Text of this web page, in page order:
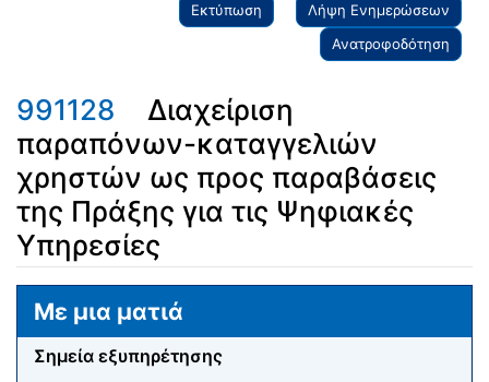
Εκτύπωση
Λήψη Ενημερώσεων
Ανατροφοδότηση
991128
Διαχείριση
παραπόνων-καταγγελιών
χρηστών ως προς παραβάσεις
της Πράξης για τις Ψηφιακές
Υπηρεσίες
Μετάβαση σε: πλοήγηση
Με μια ματιά
Σημεία εξυπηρέτησης